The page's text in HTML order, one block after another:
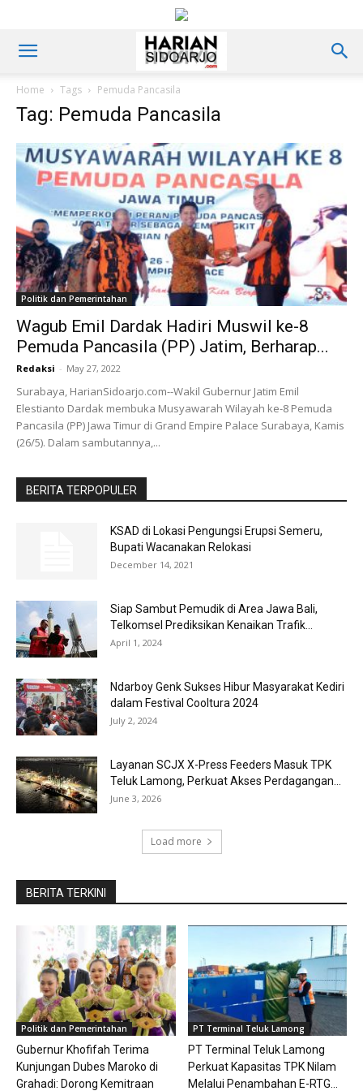
Home Tags Pemuda Pancasila
Tag: Pemuda Pancasila
Politik dan Pemerintahan
Wagub Emil Dardak Hadiri Muswil ke-8
Pemuda Pancasila (PP) Jatim, Berharap...
Redaksi - May 27, 2022
Surabaya, HarianSidoarjo.com--Wakil Gubernur Jatim Emil
Elestianto Dardak membuka Musyawarah Wilayah ke-8 Pemuda
Pancasila (PP) Jawa Timur di Grand Empire Palace Surabaya, Kamis
(26/5). Dalam sambutannya,...
BERITA TERPOPULER
KSAD di Lokasi Pengungsi Erupsi Semeru,
Bupati Wacanakan Relokasi
December 14, 2021
Siap Sambut Pemudik di Area Jawa Bali,
Telkomsel Prediksikan Kenaikan Trafik...
April 1, 2024
Ndarboy Genk Sukses Hibur Masyarakat Kediri
dalam Festival Cooltura 2024
July 2, 2024
Layanan SCJX X-Press Feeders Masuk TPK
Teluk Lamong, Perkuat Akses Perdagangan...
June 3, 2026
Load more
BERITA TERKINI
Politik dan Pemerintahan
Gubernur Khofifah Terima
Kunjungan Dubes Maroko di
Grahadi: Dorong Kemitraan
PT Terminal Teluk Lamong
PT Terminal Teluk Lamong
Perkuat Kapasitas TPK Nilam
Melalui Penambahan E-RTG...